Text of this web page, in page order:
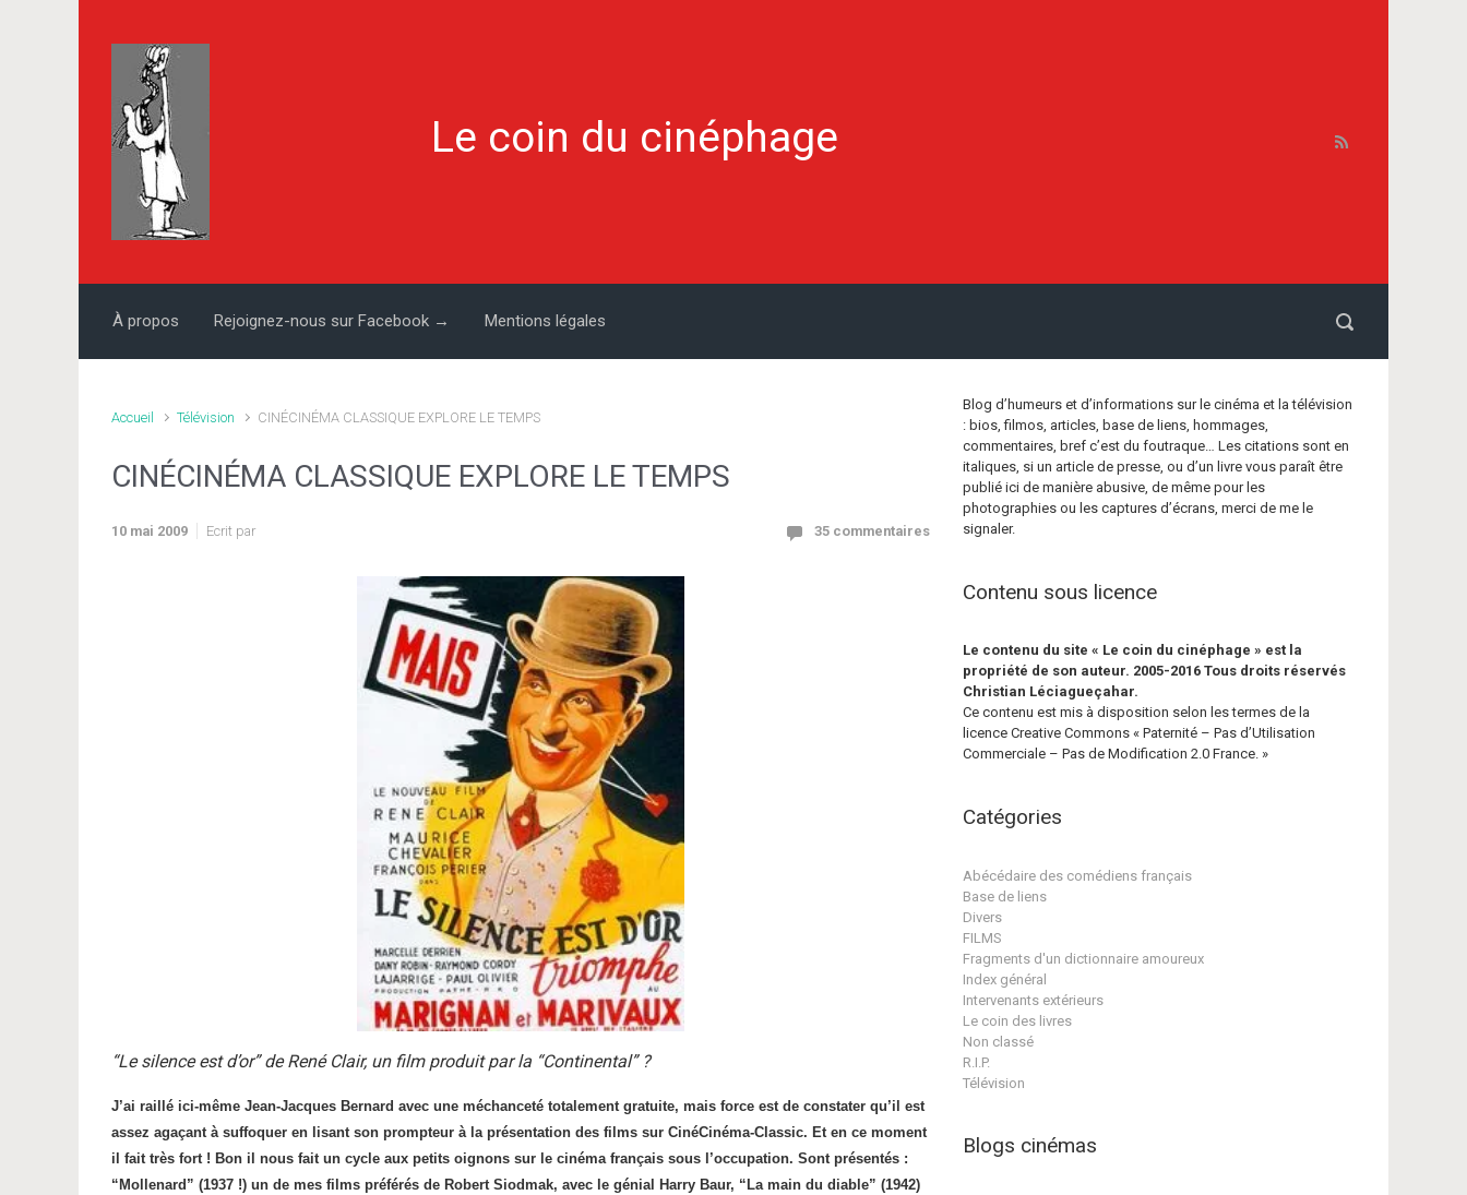
Le coin du cinéphage
À propos Rejoignez-nous sur Facebook → Mentions légales
Accueil Télévision CINÉCINÉMA CLASSIQUE EXPLORE LE TEMPS
CINÉCINÉMA CLASSIQUE EXPLORE LE TEMPS
10 mai 2009 Ecrit par 35 commentaires
“Le silence est d’or” de René Clair, un film produit par la “Continental” ?
J’ai raillé ici-même Jean-Jacques Bernard avec une méchanceté totalement gratuite, mais force est de constater qu’il est
assez agaçant à suffoquer en lisant son prompteur à la présentation des films sur CinéCinéma-Classic. Et en ce moment
il fait très fort ! Bon il nous fait un cycle aux petits oignons sur le cinéma français sous l’occupation. Sont présentés :
“Mollenard” (1937 !) un de mes films préférés de Robert Siodmak, avec le génial Harry Baur, “La main du diable” (1942)
Blog d’humeurs et d’informations sur le cinéma et la télévision
: bios, filmos, articles, base de liens, hommages,
commentaires, bref c’est du foutraque… Les citations sont en
italiques, si un article de presse, ou d’un livre vous paraît être
publié ici de manière abusive, de même pour les
photographies ou les captures d’écrans, merci de me le
signaler.
Contenu sous licence
Le contenu du site « Le coin du cinéphage » est la
propriété de son auteur. 2005-2016 Tous droits réservés
Christian Léciagueçahar.
Ce contenu est mis à disposition selon les termes de la
licence Creative Commons « Paternité – Pas d’Utilisation
Commerciale – Pas de Modification 2.0 France. »
Catégories
Abécédaire des comédiens français
Base de liens
Divers
FILMS
Fragments d'un dictionnaire amoureux
Index général
Intervenants extérieurs
Le coin des livres
Non classé
R.I.P.
Télévision
Blogs cinémas